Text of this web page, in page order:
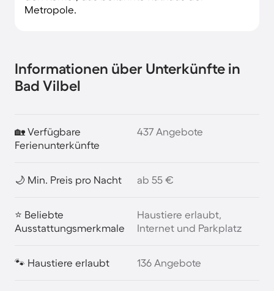
Metropole.
Informationen über Unterkünfte in
Bad Vilbel
🏡 Verfügbare
Ferienunterkünfte
437 Angebote
🌙 Min. Preis pro Nacht ab 55 €
⭐ Beliebte
Ausstattungsmerkmale
Haustiere erlaubt,
Internet und Parkplatz
🐾 Haustiere erlaubt 136 Angebote